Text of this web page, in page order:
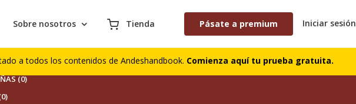
Sobre nosotros Tienda Pásate a premium Iniciar sesión
a todos los contenidos de Andeshandbook. Comienza aquí tu prueba gratuita.
(0)
(0)